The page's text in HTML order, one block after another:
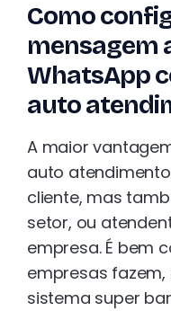
Como
mensagem
WhatsApp
auto
A maior
auto
cliente, mas
setor, ou
empresa. É bem
empresas
sistema super